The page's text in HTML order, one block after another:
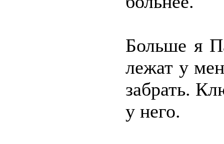
Больше я
лежат у
забрать.
у него.